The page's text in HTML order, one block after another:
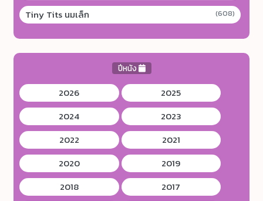
Tiny Tits นมเล็ก (608)
ปีหนัง
2026
2025
2024
2023
2022
2021
2020
2019
2018
2017